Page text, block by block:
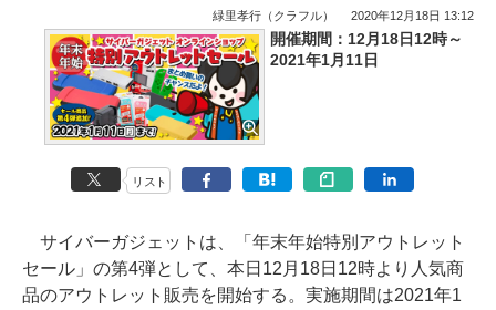
緑里孝行（クラフル） 2020年12月18日 13:12
開催期間：12月18日12時～
2021年1月11日
リスト
サイバーガジェットは、「年末年始特別アウトレット
セール」の第4弾として、本日12月18日12時より人気商
品のアウトレット販売を開始する。実施期間は2021年1